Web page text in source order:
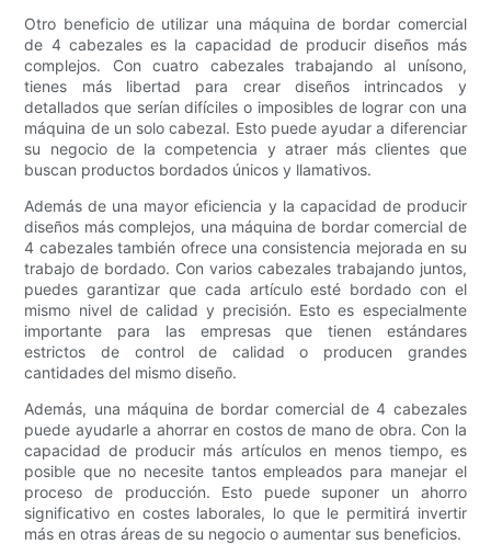
Otro beneficio de utilizar una máquina de bordar comercial
de 4 cabezales es la capacidad de producir diseños más
complejos. Con cuatro cabezales trabajando al unísono,
tienes más libertad para crear diseños intrincados y
detallados que serían difíciles o imposibles de lograr con una
máquina de un solo cabezal. Esto puede ayudar a diferenciar
su negocio de la competencia y atraer más clientes que
buscan productos bordados únicos y llamativos.
Además de una mayor eficiencia y la capacidad de producir
diseños más complejos, una máquina de bordar comercial de
4 cabezales también ofrece una consistencia mejorada en su
trabajo de bordado. Con varios cabezales trabajando juntos,
puedes garantizar que cada artículo esté bordado con el
mismo nivel de calidad y precisión. Esto es especialmente
importante para las empresas que tienen estándares
estrictos de control de calidad o producen grandes
cantidades del mismo diseño.
Además, una máquina de bordar comercial de 4 cabezales
puede ayudarle a ahorrar en costos de mano de obra. Con la
capacidad de producir más artículos en menos tiempo, es
posible que no necesite tantos empleados para manejar el
proceso de producción. Esto puede suponer un ahorro
significativo en costes laborales, lo que le permitirá invertir
más en otras áreas de su negocio o aumentar sus beneficios.